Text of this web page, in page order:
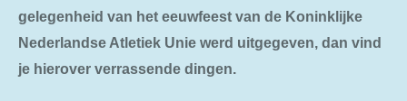
gelegenheid van het eeuwfeest van de Koninklijke
Nederlandse Atletiek Unie werd uitgegeven, dan vind
je hierover verrassende dingen.